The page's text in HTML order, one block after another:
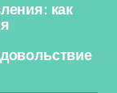
как